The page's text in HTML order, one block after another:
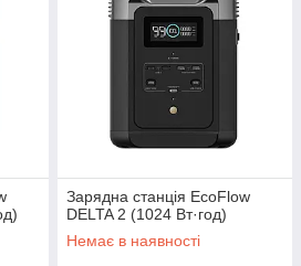
Зарядна станція EcoFlow
DELTA 2 (1024 Вт·год)
Немає в наявності